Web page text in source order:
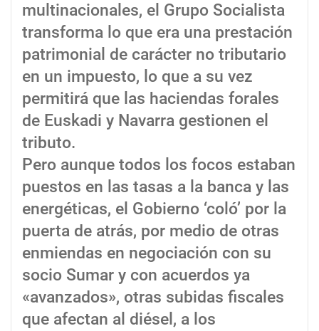
multinacionales, el Grupo Socialista
transforma lo que era una prestación
patrimonial de carácter no tributario
en un impuesto, lo que a su vez
permitirá que las haciendas forales
de Euskadi y Navarra gestionen el
tributo.
Pero aunque todos los focos estaban
puestos en las tasas a la banca y las
energéticas, el Gobierno ‘coló’ por la
puerta de atrás, por medio de otras
enmiendas en negociación con su
socio Sumar y con acuerdos ya
«avanzados», otras subidas fiscales
que afectan al diésel, a los